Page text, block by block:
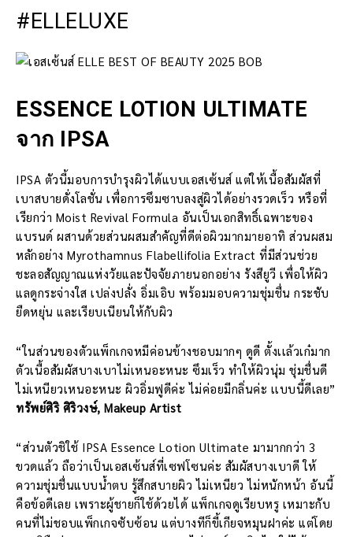
#ELLELUXE
ESSENCE LOTION ULTIMATE
จาก IPSA
IPSA ตัวนี้มอบการบำรุงผิวได้แบบเอสเซ้นส์ แต่ให้เนื้อสัมผัสที่
เบาสบายดั่งโลชั่น เพื่อการซึมซาบลงสู่ผิวได้อย่างรวดเร็ว หรือที่
เรียกว่า Moist Revival Formula อันเป็นเอกสิทธิ์เฉพาะของ
แบรนด์ ผสานด้วยส่วนผสมสำคัญที่ดีต่อผิวมากมายอาทิ ส่วนผสม
หลักอย่าง Myrothamnus Flabellifolia Extract ที่มีส่วนช่วย
ชะลอสัญญาณแห่งวัยและปัจจัยภายนอกอย่าง รังสียูวี เพื่อให้ผิว
แลดูกระจ่างใส เปล่งปลั่ง อิ่มเอิบ พร้อมมอบความชุ่มชื่น กระชับ
ยืดหยุ่น และเรียบเนียนให้กับผิว
“ในส่วนของตัวแพ็กเกจหมีค่อนข้างชอบมากๆ ดูดี ตั้งเเล้วเก๋มาก
ตัวเนื้อสัมผัสบางเบาไม่เหนอะหนะ ซึมเร็ว ทำให้ผิวนุ่ม ชุ่มชื่นดี
ไม่เหนียวเหนอะหนะ ผิวอิ่มฟูดีค่ะ ไม่ค่อยมีกลิ่นค่ะ เเบบนี้ดีเลย”
ทรัพย์ศิริ ศิริวงษ์, Makeup Artist
“ส่วนตัวชิใช้ IPSA Essence Lotion Ultimate มามากกว่า 3
ขวดแล้ว ถือว่าเป็นเอสเซ้นส์ที่เซฟโซนค่ะ สัมผัสบางเบาดี ให้
ความชุ่มชื่นแบบน้ำตบ รู้สึกสบายผิว ไม่เหนียว ไม่หนักหน้า อันนี้
คือข้อดีเลย เพราะผู้ชายก็ใช้ด้วยได้ แพ็กเกจดูเรียบหรู เหมาะกับ
คนที่ไม่ชอบแพ็กเกจซับซ้อน แต่บางทีก็ขี้เกียจหมุนฝาค่ะ แต่โดย